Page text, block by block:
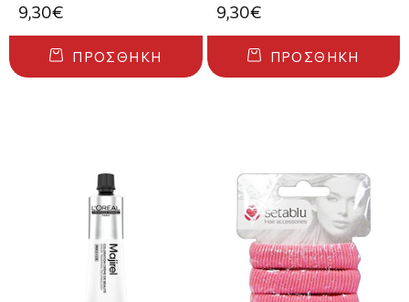
9,30€
ΠΡΟΣΘΉΚΗ
9,30€
ΠΡΟΣΘΉΚΗ